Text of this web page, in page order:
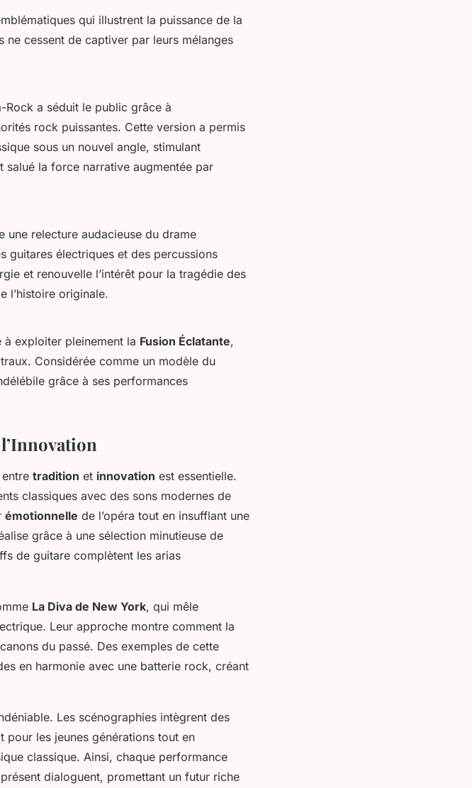
qui illustrent la puissance de la
ne cessent de captiver par leurs mélanges
Rock a séduit le public grâce à
rock puissantes. Cette version a permis
sous un nouvel angle, stimulant
la force narrative augmentée par
une relecture audacieuse du drame
guitares électriques et des percussions
et renouvelle l’intérêt pour la tragédie des
l’histoire originale.
exploiter pleinement la Fusion Éclatante,
Considérée comme un modèle du
grâce à ses performances
tradition et innovation est essentielle.
classiques avec des sons modernes de
émotionnelle de l’opéra tout en insufflant une
grâce à une sélection minutieuse de
de guitare complètent les arias
La Diva de New York, qui mêle
Leur approche montre comment la
du passé. Des exemples de cette
en harmonie avec une batterie rock, créant
Les scénographies intègrent des
pour les jeunes générations tout en
classique. Ainsi, chaque performance
dialoguent, promettant un futur riche